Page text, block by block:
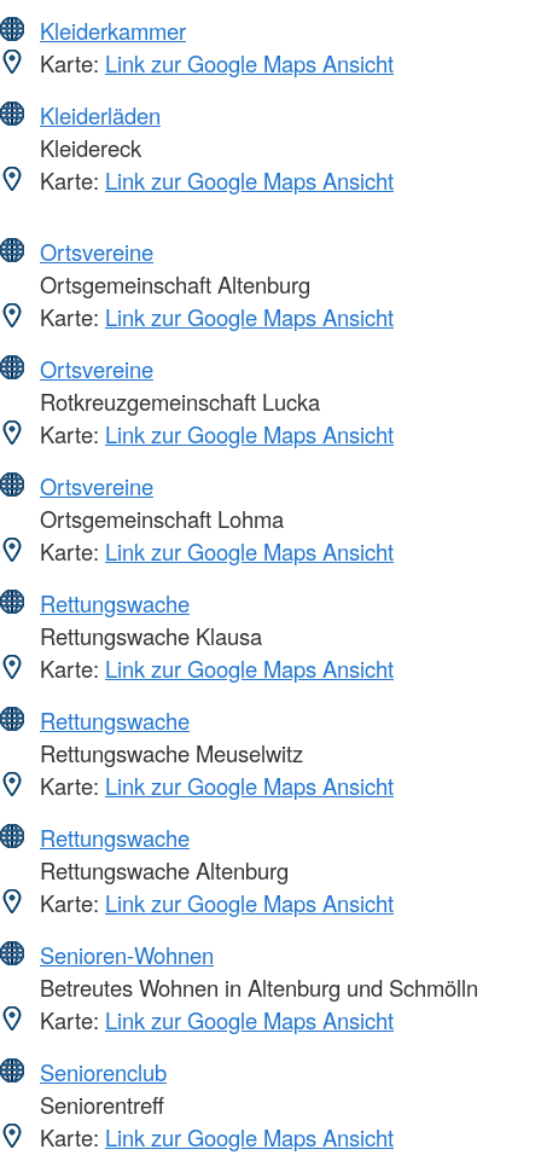
Kleiderkammer
Karte: Link zur Google Maps Ansicht
Kleiderläden
Kleidereck
Karte: Link zur Google Maps Ansicht
Ortsvereine
Ortsgemeinschaft Altenburg
Karte: Link zur Google Maps Ansicht
Ortsvereine
Rotkreuzgemeinschaft Lucka
Karte: Link zur Google Maps Ansicht
Ortsvereine
Ortsgemeinschaft Lohma
Karte: Link zur Google Maps Ansicht
Rettungswache
Rettungswache Klausa
Karte: Link zur Google Maps Ansicht
Rettungswache
Rettungswache Meuselwitz
Karte: Link zur Google Maps Ansicht
Rettungswache
Rettungswache Altenburg
Karte: Link zur Google Maps Ansicht
Senioren-Wohnen
Betreutes Wohnen in Altenburg und Schmölln
Karte: Link zur Google Maps Ansicht
Seniorenclub
Seniorentreff
Karte: Link zur Google Maps Ansicht